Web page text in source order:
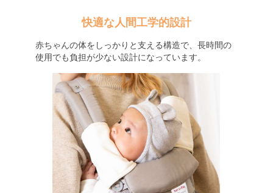
快適な人間工学的設計
赤ちゃんの体をしっかりと支える構造で、長時間の
使用でも負担が少ない設計になっています。